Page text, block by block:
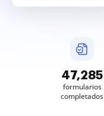
47,285
formularios
completados